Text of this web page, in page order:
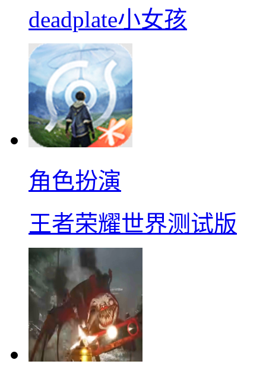
deadplate小女孩
角色扮演
王者荣耀世界测试版